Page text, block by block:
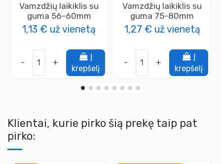
Vamzdžių laikiklis su
guma 56-60mm
1,13 € už vienetą
- +
Į
krepšelį
Vamzdžių laikiklis su
guma 75-80mm
1,27 € už vienetą
- +
Į
krepšelį
Klientai, kurie pirko šią prekę taip pat
pirko: